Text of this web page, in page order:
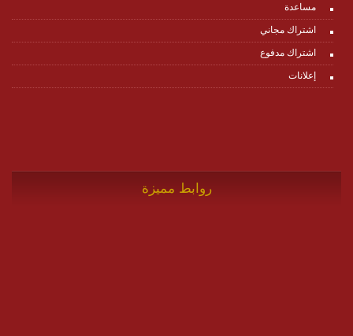
مساعدة
اشتراك مجاني
اشتراك مدفوع
إعلانات
روابط مميزة